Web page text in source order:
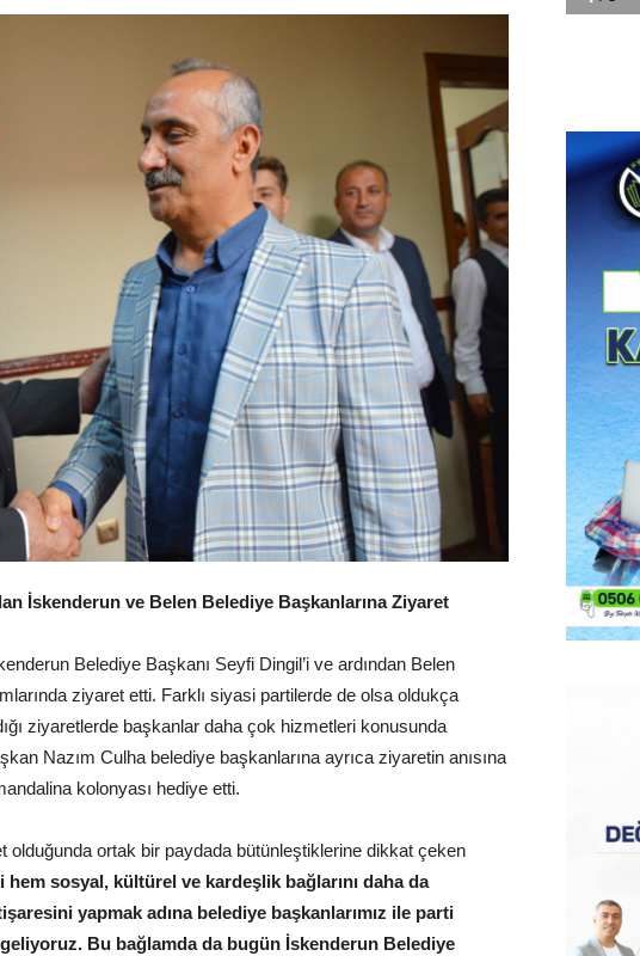
İskenderun ve Belen Belediye Başkanlarına Ziyaret
Belediye Başkanı Seyfi Dingil’i ve ardından Belen
ziyaret etti. Farklı siyasi partilerde de olsa oldukça
ziyaretlerde başkanlar daha çok hizmetleri konusunda
Nazım Culha belediye başkanlarına ayrıca ziyaretin anısına
kolonyası hediye etti.
olduğunda ortak bir paydada bütünleştiklerine dikkat çeken
hem sosyal, kültürel ve kardeşlik bağlarını daha da
yapmak adına belediye başkanlarımız ile parti
Bu bağlamda da bugün İskenderun Belediye